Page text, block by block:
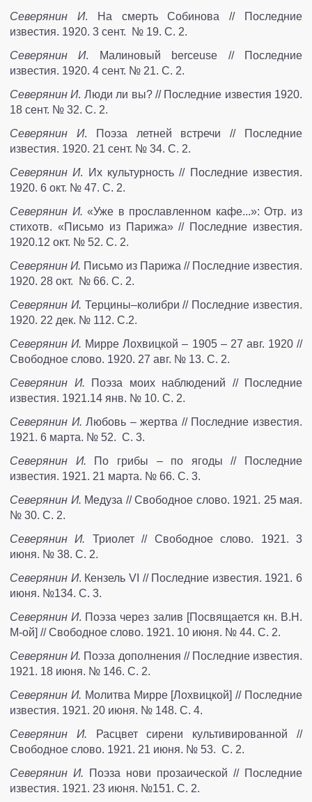
Северянин И. На смерть Собинова // Последние
известия. 1920. 3 сент. № 19. С. 2.
Северянин И. Малиновый berceuse // Последние
известия. 1920. 4 сент. № 21. С. 2.
Северянин И. Люди ли вы? // Последние известия 1920.
18 сент. № 32. С. 2.
Северянин И. Поэза летней встречи // Последние
известия. 1920. 21 сент. № 34. С. 2.
Северянин И. Их культурность // Последние известия.
1920. 6 окт. № 47. С. 2.
Северянин И. «Уже в прославленном кафе...»: Отр. из
стихотв. «Письмо из Парижа» // Последние известия.
1920.12 окт. № 52. С. 2.
Северянин И. Письмо из Парижа // Последние известия.
1920. 28 окт. № 66. С. 2.
Северянин И. Терцины–колибри // Последние известия.
1920. 22 дек. № 112. С.2.
Северянин И. Мирре Лохвицкой – 1905 – 27 авг. 1920 //
Свободное слово. 1920. 27 авг. № 13. С. 2.
Северянин И. Поэза моих наблюдений // Последние
известия. 1921.14 янв. № 10. С. 2.
Северянин И. Любовь – жертва // Последние известия.
1921. 6 марта. № 52. С. 3.
Северянин И. По грибы – по ягоды // Последние
известия. 1921. 21 марта. № 66. С. 3.
Северянин И. Медуза // Свободное слово. 1921. 25 мая.
№ 30. С. 2.
Северянин И. Триолет // Свободное слово. 1921. 3
июня. № 38. С. 2.
Северянин И. Кензель VI // Последние известия. 1921. 6
июня. №134. С. 3.
Северянин И. Поэза через залив [Посвящается кн. В.Н.
М-ой] // Свободное слово. 1921. 10 июня. № 44. С. 2.
Северянин И. Поэза дополнения // Последние известия.
1921. 18 июня. № 146. С. 2.
Северянин И. Молитва Мирре [Лохвицкой] // Последние
известия. 1921. 20 июня. № 148. С. 4.
Северянин И. Расцвет сирени культивированной //
Свободное слово. 1921. 21 июня. № 53. С. 2.
Северянин И. Поэза нови прозаической // Последние
известия. 1921. 23 июня. №151. С. 2.